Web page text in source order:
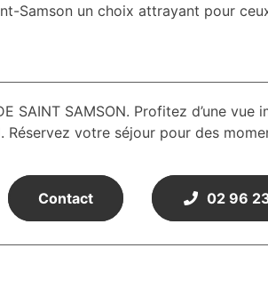
Samson un choix attrayant pour
SAINT SAMSON. Profitez d’une
Réservez votre séjour pour des
Contact 02 96